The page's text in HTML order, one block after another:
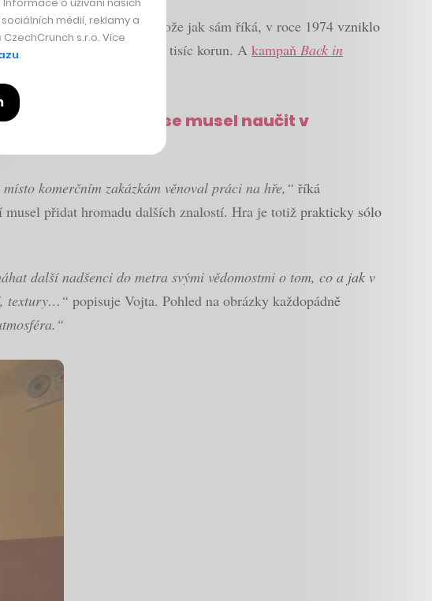
Chtěl 74 tisíc korun, protože jak sám říká, v roce 1974 vzniklo
přislíbilo těsně přes 300 tisíc korun. A kampaň Back in
grafiky jsem se musel naučit v
komerčním zakázkám věnoval práci na hře,“ říká
musel přidat hromadu dalších znalostí. Hra je totiž prakticky sólo
další nadšenci do metra svými vědomostmi o tom, co a jak v
textury…“ popisuje Vojta. Pohled na obrázky každopádně
médií, reklamy a
s.r.o. Více
.